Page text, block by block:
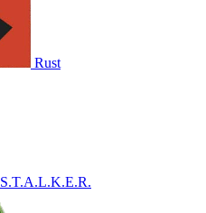
Rust
S.T.A.L.K.E.R.